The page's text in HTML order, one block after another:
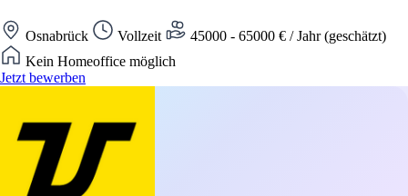
Osnabrück Vollzeit
45000 - 65000 € / Jahr (geschätzt)
Kein Homeoffice möglich
Jetzt bewerben